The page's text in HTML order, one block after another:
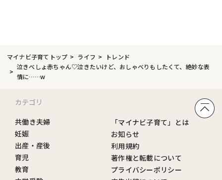
マイナビ子育てトップ ライフ
トレンド
泣きべしょ赤ちゃん♡泣きたいけど、おしゃべりもしたくて、絶妙な表
情に……w
カテゴリ
共働き夫婦
妊娠
出産・産後
育児
教育
「マイナビ子育て」とは
お知らせ
利用規約
著作権と転載について
プライバシーポリシー